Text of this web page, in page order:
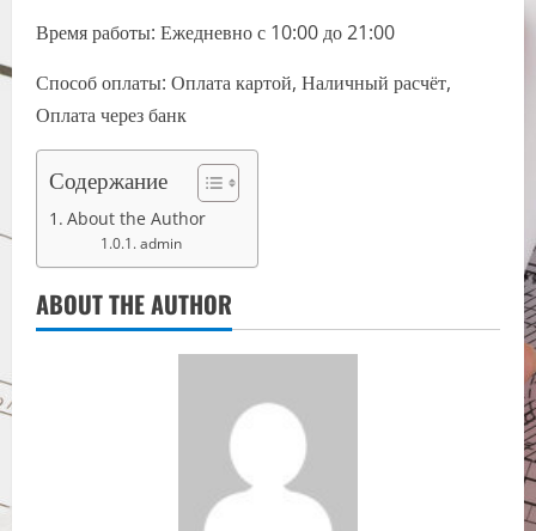
Время работы: Ежедневно с 10:00 до 21:00
Способ оплаты: Оплата картой, Наличный расчёт,
Оплата через банк
Содержание
About the Author
admin
ABOUT THE AUTHOR